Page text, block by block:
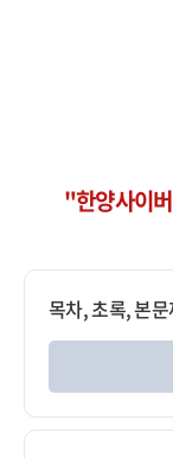
"한양사이
목차, 초록, 본